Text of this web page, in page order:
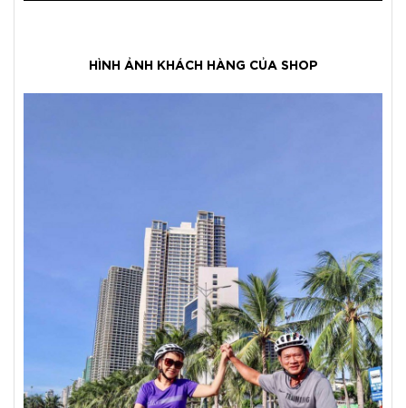
HÌNH ẢNH KHÁCH HÀNG CỦA SHOP